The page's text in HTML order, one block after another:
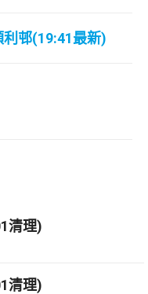
邨(19:41最新)
清理)
清理)